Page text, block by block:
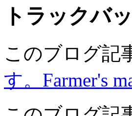
トラックバ
このブログ記
す。Farmer's